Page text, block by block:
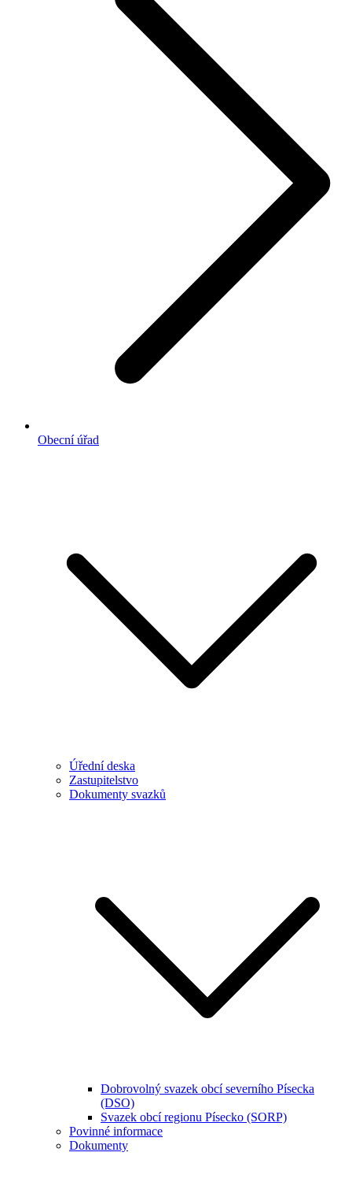
Obecní úřad
Úřední deska
Zastupitelstvo
Dokumenty svazků
Dobrovolný svazek obcí severního Písecka
(DSO)
Svazek obcí regionu Písecko (SORP)
Povinné informace
Dokumenty